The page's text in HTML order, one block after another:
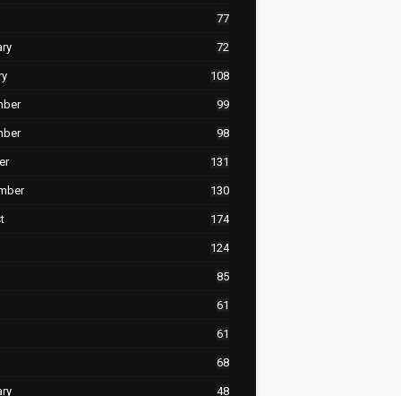
77
72
108
99
98
131
130
174
124
85
61
61
68
48